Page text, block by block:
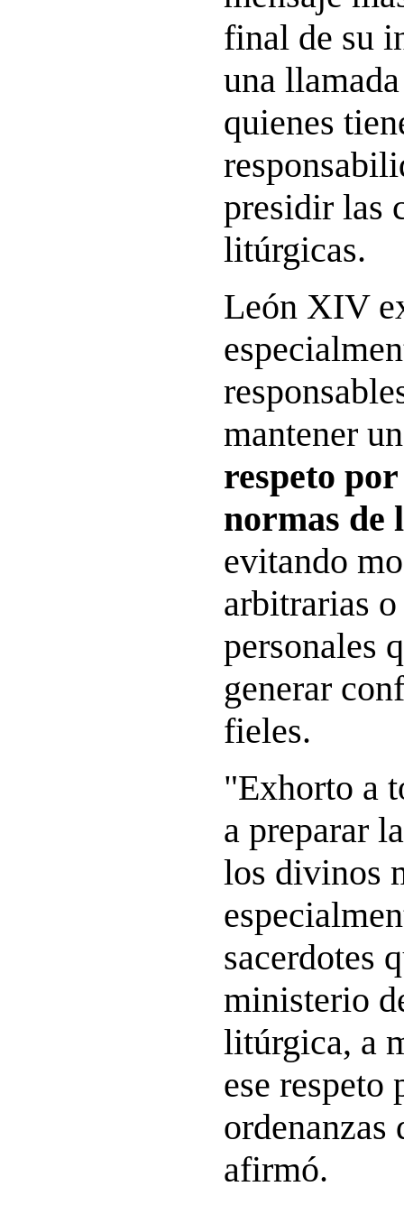
final de su
una
quienes
presidir las
litúrgicas.
León XIV
mantener
respeto
normas de
evitando
arbitrarias
personales
generar
fieles.
"Exhorto a
a preparar
los divinos
sacerdotes
ministerio
litúrgica, a
ese respeto
afirmó.